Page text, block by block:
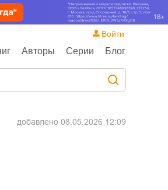
Авторы Серии Блог
Войти
добавлено 08.05.2026 12:09